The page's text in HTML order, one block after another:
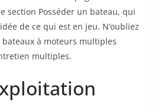
section Posséder un bateau, qui
de ce qui est en jeu. N’oubliez
à moteurs multiples
multiples.